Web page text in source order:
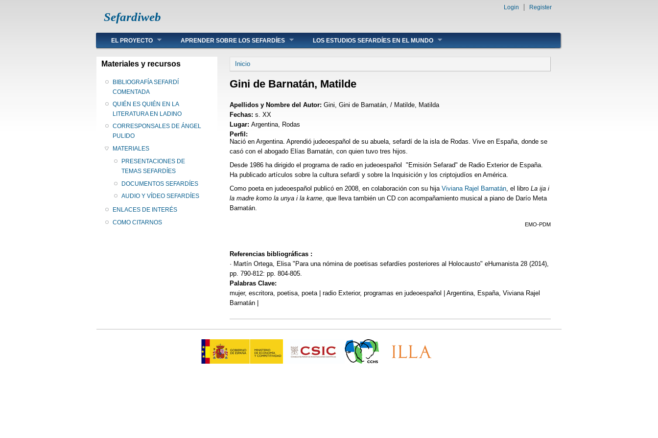
Sefardiweb
Login Register
Main menu
EL PROYECTO APRENDER SOBRE LOS SEFARDÍES LOS ESTUDIOS SEFARDÍES EN EL MUNDO
Materiales y recursos
BIBLIOGRAFÍA SEFARDÍ
COMENTADA
QUIÉN ES QUIÉN EN LA
LITERATURA EN LADINO
CORRESPONSALES DE ÁNGEL
PULIDO
MATERIALES
PRESENTACIONES DE
TEMAS SEFARDÍES
DOCUMENTOS SEFARDÍES
AUDIO Y VÍDEO SEFARDÍES
ENLACES DE INTERÉS
COMO CITARNOS
Se encuentra usted aquí
Inicio
Gini de Barnatán, Matilde
Apellidos y Nombre del Autor: Gini, Gini de Barnatán, / Matilde, Matilda
Fechas: s. XX
Lugar: Argentina, Rodas
Perfil:
Nació en Argentina. Aprendió judeoespañol de su abuela, sefardí de la isla de Rodas. Vive en España, donde se
casó con el abogado Elías Barnatán, con quien tuvo tres hijos.
Desde 1986 ha dirigido el programa de radio en judeoespañol "Emisión Sefarad" de Radio Exterior de España.
Ha publicado artículos sobre la cultura sefardí y sobre la Inquisición y los criptojudíos en América.
Como poeta en judeoespañol publicó en 2008, en colaboración con su hija Viviana Rajel Barnatán, el libro La ija i
la madre komo la unya i la karne, que lleva también un CD con acompañamiento musical a piano de Darío Meta
Barnatán.
EMO-PDM
Referencias bibliográficas :
· Martín Ortega, Elisa "Para una nómina de poetisas sefardíes posteriores al Holocausto" eHumanista 28 (2014),
pp. 790-812: pp. 804-805.
Palabras Clave:
mujer, escritora, poetisa, poeta | radio Exterior, programas en judeoespañol | Argentina, España, Viviana Rajel
Barnatán |